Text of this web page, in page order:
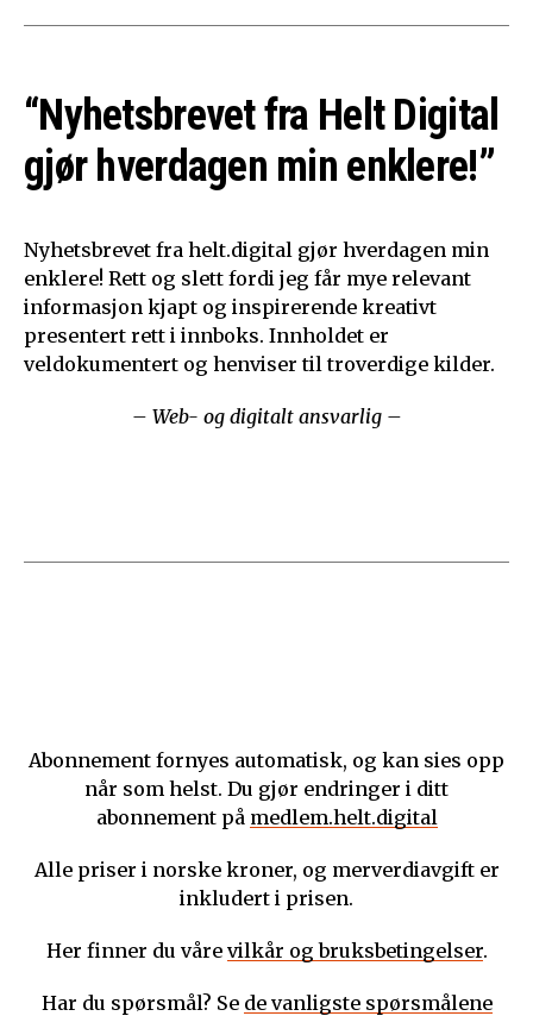
“Nyhetsbrevet fra Helt Digital
gjør hverdagen min enklere!”
Nyhetsbrevet fra helt.digital gjør hverdagen min
enklere! Rett og slett fordi jeg får mye relevant
informasjon kjapt og inspirerende kreativt
presentert rett i innboks. Innholdet er
veldokumentert og henviser til troverdige kilder.
– Web- og digitalt ansvarlig –
Abonnement fornyes automatisk, og kan sies opp
når som helst. Du gjør endringer i ditt
abonnement på medlem.helt.digital
Alle priser i norske kroner, og merverdiavgift er
inkludert i prisen.
Her finner du våre vilkår og bruksbetingelser.
Har du spørsmål? Se de vanligste spørsmålene